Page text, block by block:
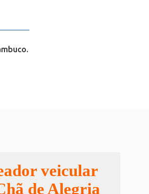
veicular
de Alegria